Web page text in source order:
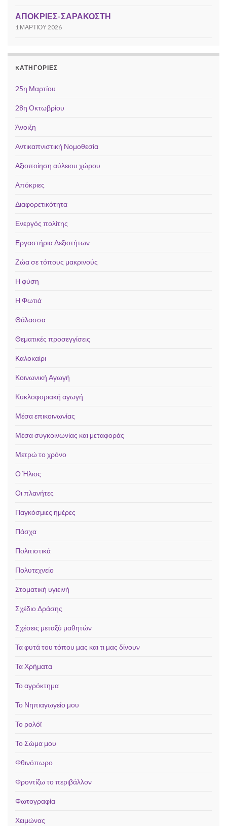
ΑΠΟΚΡΙΕΣ-ΣΑΡΑΚΟΣΤΗ
1 ΜΑΡΤΊΟΥ 2026
KΑΤΗΓΟΡΊΕΣ
25η Μαρτίου
28η Οκτωβρίου
Άνοιξη
Αντικαπνιστική Νομοθεσία
Αξιοποίηση αύλειου χώρου
Απόκριες
Διαφορετικότητα
Ενεργός πολίτης
Εργαστήρια Δεξιοτήτων
Ζώα σε τόπους μακρινούς
Η φύση
Η Φωτιά
Θάλασσα
Θεματικές προσεγγίσεις
Καλοκαίρι
Κοινωνική Αγωγή
Κυκλοφοριακή αγωγή
Μέσα επικοινωνίας
Μέσα συγκοινωνίας και μεταφοράς
Μετρώ το χρόνο
Ο Ήλιος
Οι πλανήτες
Παγκόσμιες ημέρες
Πάσχα
Πολιτιστικά
Πολυτεχνείο
Στοματική υγιεινή
Σχέδιο Δράσης
Σχέσεις μεταξύ μαθητών
Τα φυτά του τόπου μας και τι μας δίνουν
Τα Χρήματα
Το αγρόκτημα
Το Νηπιαγωγείο μου
Το ρολόϊ
Το Σώμα μου
Φθινόπωρο
Φροντίζω το περιβάλλον
Φωτογραφία
Χειμώνας